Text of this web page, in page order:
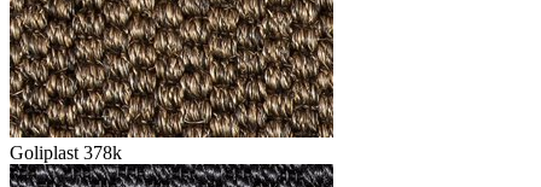
Goliplast 378k